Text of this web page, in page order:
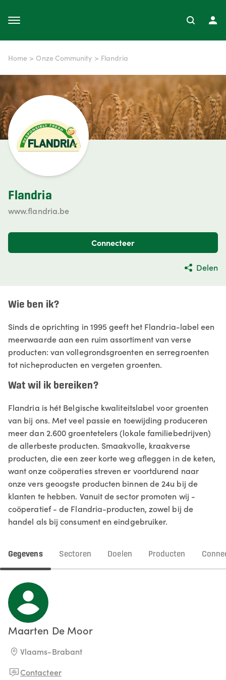
Home > Onze Community > Flandria
Flandria
www.flandria.be
Connecteer
Delen
Wie ben ik?
Sinds de oprichting in 1995 geeft het Flandria-label een
meerwaarde aan een ruim assortiment van verse
producten: van vollegrondsgroenten en serregroenten
tot nicheproducten en vergeten groenten.
Wat wil ik bereiken?
Flandria is hét Belgische kwaliteitslabel voor groenten
van bij ons. Met veel passie en toewijding produceren
meer dan 2.600 groentetelers (lokale familiebedrijven)
de allerbeste producten. Smaakvolle, kraakverse
producten, die een zeer korte weg afleggen in de keten,
want onze coöperaties streven er voortdurend naar
onze vers geoogste producten binnen de 24u bij de
klanten te hebben. Vanuit de sector promoten wij -
coöperatief - de Flandria-producten, zowel bij de
handel als bij consument en eindgebruiker.
Gegevens Sectoren Doelen Producten
Maarten De Moor
Vlaams-Brabant
Contacteer